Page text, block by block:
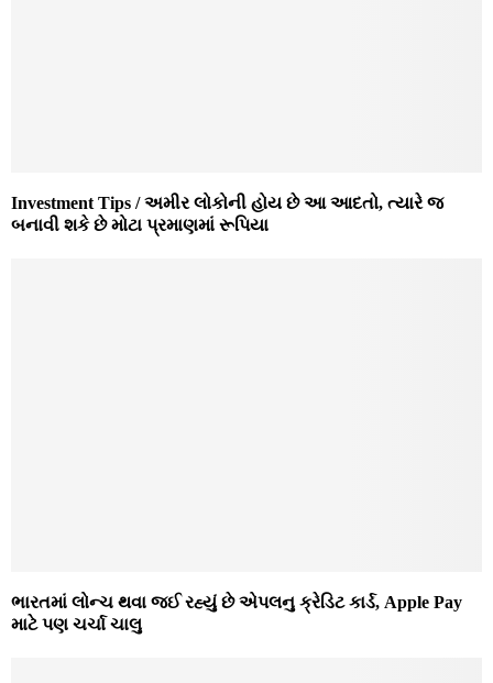
Investment Tips / અમીર લોકોની હોય છે આ આદતો, ત્યારે જ
બનાવી શકે છે મોટા પ્રમાણમાં રૂપિયા
ભારતમાં લોન્ચ થવા જઈ રહ્યું છે એપલનુ ક્રેડિટ કાર્ડ, Apple Pay
માટે પણ ચર્ચા ચાલુ